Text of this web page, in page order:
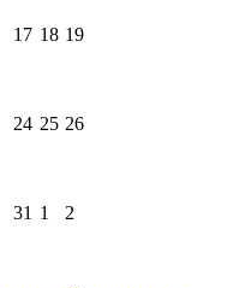
17 18 19
24 25 26
31 1 2